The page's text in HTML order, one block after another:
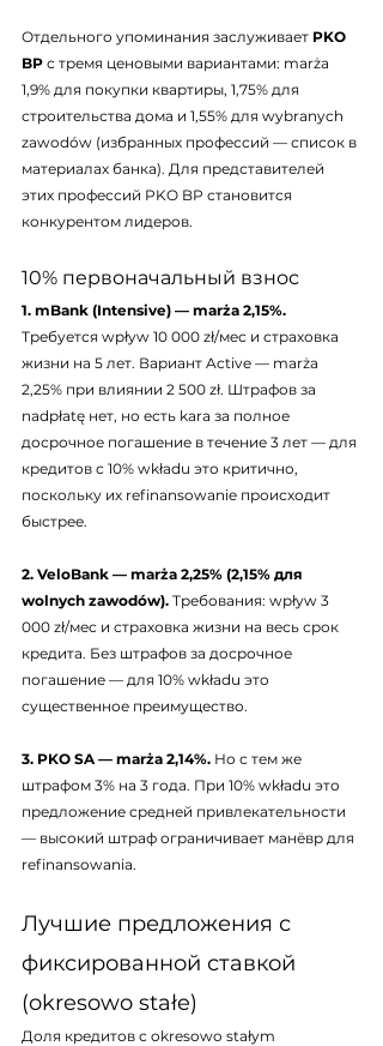
Отдельного упоминания заслуживает PKO
BP с тремя ценовыми вариантами: marża
1,9% для покупки квартиры, 1,75% для
строительства дома и 1,55% для wybranych
zawodów (избранных профессий — список в
материалах банка). Для представителей
этих профессий PKO BP становится
конкурентом лидеров.
10% первоначальный взнос
1. mBank (Intensive) — marża 2,15%.
Требуется wpływ 10 000 zł/мес и страховка
жизни на 5 лет. Вариант Active — marża
2,25% при влиянии 2 500 zł. Штрафов за
nadpłatę нет, но есть karа за полное
досрочное погашение в течение 3 лет — для
кредитов с 10% wkładu это критично,
поскольку их refinansowanie происходит
быстрее.
2. VeloBank — marża 2,25% (2,15% для
wolnych zawodów). Требования: wpływ 3
000 zł/мес и страховка жизни на весь срок
кредита. Без штрафов за досрочное
погашение — для 10% wkładu это
существенное преимущество.
3. PKO SA — marża 2,14%. Но с тем же
штрафом 3% на 3 года. При 10% wkładu это
предложение средней привлекательности
— высокий штраф ограничивает манёвр для
refinansowania.
Лучшие предложения с
фиксированной ставкой
(okresowo stałe)
Доля кредитов с okresowo stałym